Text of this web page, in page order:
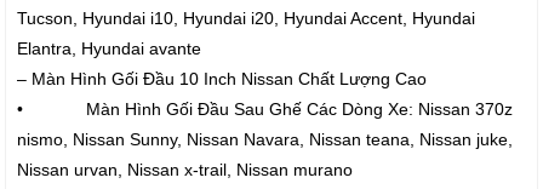
Tucson, Hyundai i10, Hyundai i20, Hyundai Accent, Hyundai
Elantra, Hyundai avante
– Màn Hình Gối Đầu 10 Inch Nissan Chất Lượng Cao
• Màn Hình Gối Đầu Sau Ghế Các Dòng Xe: Nissan 370z
nismo, Nissan Sunny, Nissan Navara, Nissan teana, Nissan juke,
Nissan urvan, Nissan x-trail, Nissan murano